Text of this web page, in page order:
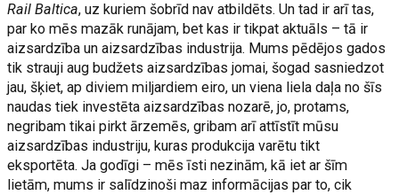
Rail Baltica, uz kuriem šobrīd nav atbildēts. Un tad ir arī tas,
par ko mēs mazāk runājam, bet kas ir tikpat aktuāls – tā ir
aizsardzība un aizsardzības industrija. Mums pēdējos gados
tik strauji aug budžets aizsardzības jomai, šogad sasniedzot
jau, šķiet, ap diviem miljardiem eiro, un viena liela daļa no šīs
naudas tiek investēta aizsardzības nozarē, jo, protams,
negribam tikai pirkt ārzemēs, gribam arī attīstīt mūsu
aizsardzības industriju, kuras produkcija varētu tikt
eksportēta. Ja godīgi – mēs īsti nezinām, kā iet ar šīm
lietām, mums ir salīdzinoši maz informācijas par to, cik